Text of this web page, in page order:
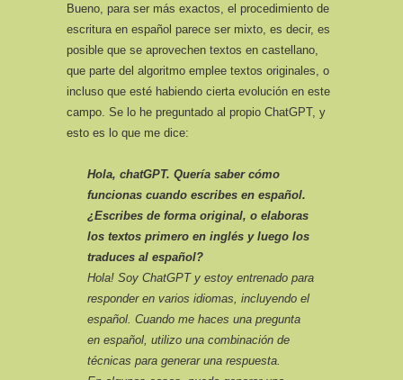
Bueno, para ser más exactos, el procedimiento de
escritura en español parece ser mixto, es decir, es
posible que se aprovechen textos en castellano,
que parte del algoritmo emplee textos originales, o
incluso que esté habiendo cierta evolución en este
campo. Se lo he preguntado al propio ChatGPT, y
esto es lo que me dice:
Hola, chatGPT. Quería saber cómo
funcionas cuando escribes en español.
¿Escribes de forma original, o elaboras
los textos primero en inglés y luego los
traduces al español?
Hola! Soy ChatGPT y estoy entrenado para
responder en varios idiomas, incluyendo el
español. Cuando me haces una pregunta
en español, utilizo una combinación de
técnicas para generar una respuesta.